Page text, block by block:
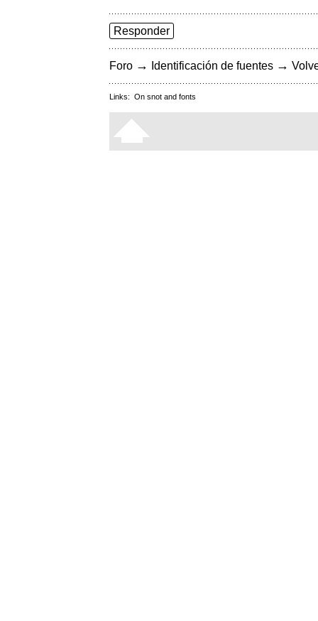
Responder
Foro → Identificación de fuentes →
Links: On snot and fonts